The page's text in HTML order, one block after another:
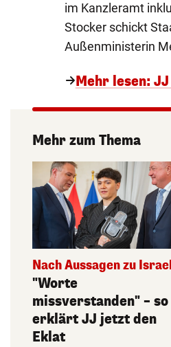
im Kanzleramt
Stocker schickt
Außenministerin
Mehr lesen:
Mehr zum Thema
Nach Aussagen zu
"Worte
missverstanden" – so
erklärt JJ jetzt den
Eklat